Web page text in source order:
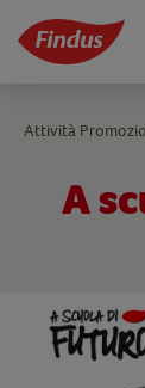
A
Attività